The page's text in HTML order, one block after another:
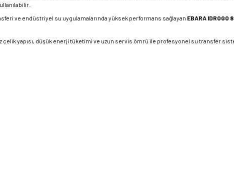
ve endüstriyel su uygulamalarında yüksek performans sağlayan EBARA IDROGO
yapısı, düşük enerji tüketimi ve uzun servis ömrü ile profesyonel su transfer